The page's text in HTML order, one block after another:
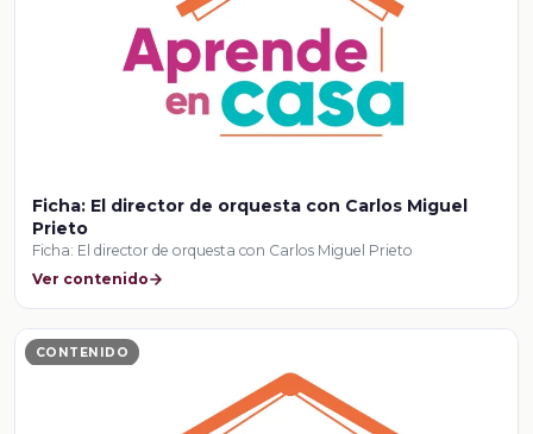
Ficha: El director de orquesta con Carlos Miguel
Prieto
Ficha: El director de orquesta con Carlos Miguel Prieto
Ver contenido
CONTENIDO